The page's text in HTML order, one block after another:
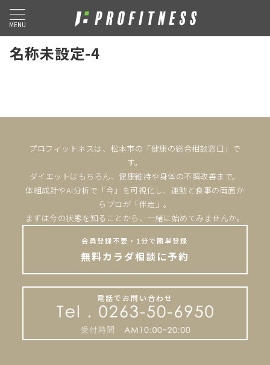
MENU
名称未設定-4
プロフィットネスは、松本市の「健康の総合相談窓口」で
す。
ダイエットはもちろん、健康維持や身体の不調改善まで。
体組成計やAI分析で「今」を可視化し、運動と食事の両面か
らプロが「伴走」。
まずは今の状態を知ることから、一緒に始めてみませんか。
会員登録不要・1分で簡単登録
無料カラダ相談に予約
電話でお問い合わせ